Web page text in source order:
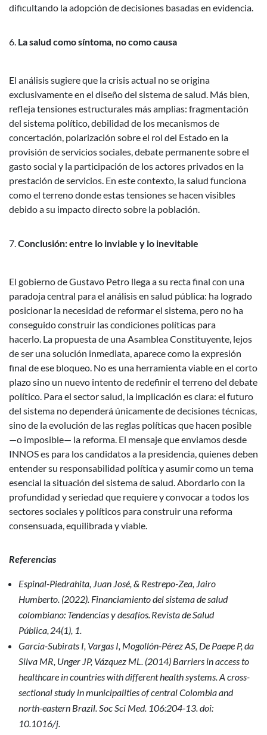
dificultando la adopción de decisiones basadas en evidencia.
La salud como síntoma, no como causa
El análisis sugiere que la crisis actual no se origina
exclusivamente en el diseño del sistema de salud. Más bien,
refleja tensiones estructurales más amplias: fragmentación
del sistema político, debilidad de los mecanismos de
concertación, polarización sobre el rol del Estado en la
provisión de servicios sociales, debate permanente sobre el
gasto social y la participación de los actores privados en la
prestación de servicios. En este contexto, la salud funciona
como el terreno donde estas tensiones se hacen visibles
debido a su impacto directo sobre la población.
Conclusión: entre lo inviable y lo inevitable
El gobierno de Gustavo Petro llega a su recta final con una
paradoja central para el análisis en salud pública: ha logrado
posicionar la necesidad de reformar el sistema, pero no ha
conseguido construir las condiciones políticas para
hacerlo. La propuesta de una Asamblea Constituyente, lejos
de ser una solución inmediata, aparece como la expresión
final de ese bloqueo. No es una herramienta viable en el corto
plazo sino un nuevo intento de redefinir el terreno del debate
político. Para el sector salud, la implicación es clara: el futuro
del sistema no dependerá únicamente de decisiones técnicas,
sino de la evolución de las reglas políticas que hacen posible
—o imposible— la reforma. El mensaje que enviamos desde
INNOS es para los candidatos a la presidencia, quienes deben
entender su responsabilidad política y asumir como un tema
esencial la situación del sistema de salud. Abordarlo con la
profundidad y seriedad que requiere y convocar a todos los
sectores sociales y políticos para construir una reforma
consensuada, equilibrada y viable.
Referencias
Espinal-Piedrahita, Juan José, & Restrepo-Zea, Jairo
Humberto. (2022). Financiamiento del sistema de salud
colombiano: Tendencias y desafíos. Revista de Salud
Pública, 24(1), 1.
Garcia-Subirats I, Vargas I, Mogollón-Pérez AS, De Paepe P, da
Silva MR, Unger JP, Vázquez ML. (2014) Barriers in access to
healthcare in countries with different health systems. A cross-
sectional study in municipalities of central Colombia and
north-eastern Brazil. Soc Sci Med. 106:204-13. doi:
10.1016/j.